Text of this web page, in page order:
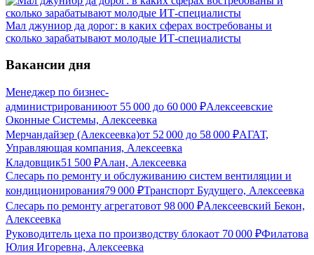
Мал джуниор да дорог: в каких сферах востребованы и
сколько зарабатывают молодые ИТ-специалисты
Вакансии дня
Менеджер по бизнес-
администрированиюот 55 000 до 60 000 ₽Алексеевские
Оконные Системы, Алексеевка
Мерчандайзер (Алексеевка)от 52 000 до 58 000 ₽АГАТ,
Управляющая компания, Алексеевка
Кладовщик51 500 ₽Алан, Алексеевка
Слесарь по ремонту и обслуживанию систем вентиляции и
кондиционирования79 000 ₽Транспорт Будущего, Алексеевка
Слесарь по ремонту агрегатовот 98 000 ₽Алексеевский Бекон,
Алексеевка
Руководитель цеха по производству блокаот 70 000 ₽Филатова
Юлия Игоревна, Алексеевка